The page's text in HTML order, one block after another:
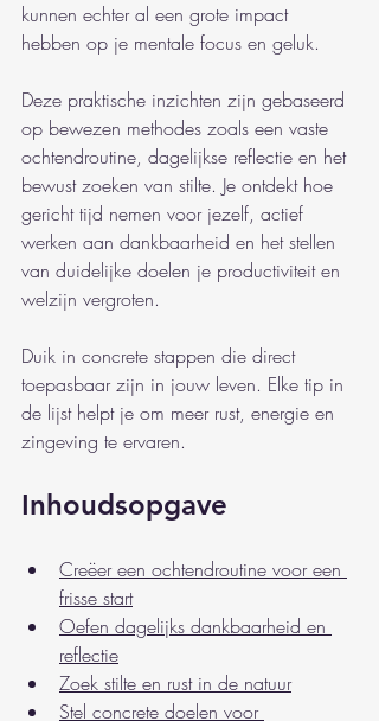
kunnen echter al een grote impact
hebben op je mentale focus en geluk.
Deze praktische inzichten zijn gebaseerd
op bewezen methodes zoals een vaste
ochtendroutine, dagelijkse reflectie en het
bewust zoeken van stilte. Je ontdekt hoe
gericht tijd nemen voor jezelf, actief
werken aan dankbaarheid en het stellen
van duidelijke doelen je productiviteit en
welzijn vergroten.
Duik in concrete stappen die direct
toepasbaar zijn in jouw leven. Elke tip in
de lijst helpt je om meer rust, energie en
zingeving te ervaren.
Inhoudsopgave
Creëer een ochtendroutine voor een
frisse start
Oefen dagelijks dankbaarheid en
reflectie
Zoek stilte en rust in de natuur
Stel concrete doelen voor